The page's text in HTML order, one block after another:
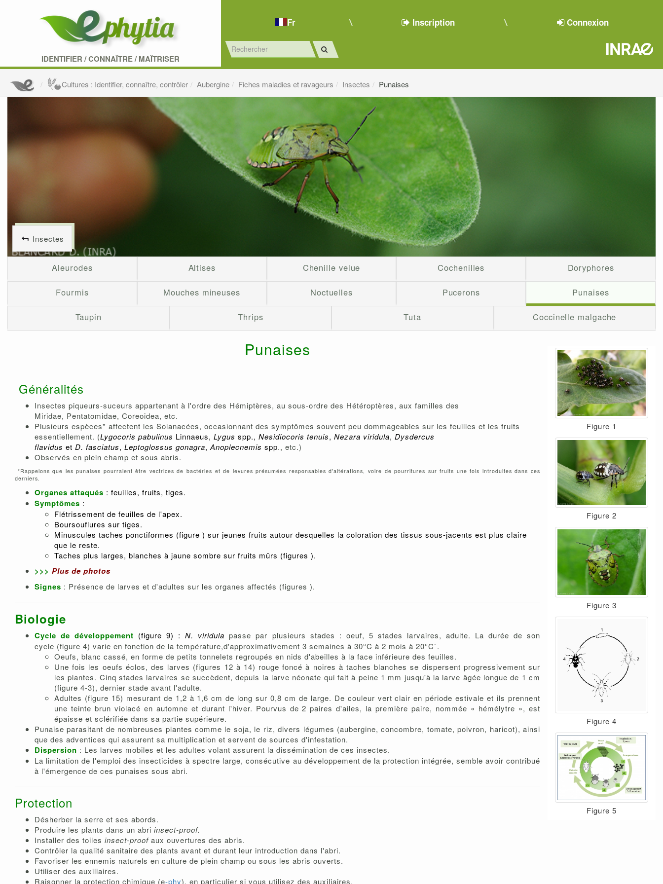
IDENTIFIER /CONNAÎTRE/MAÎTRISER
Fr Inscription Connexion
Cultures : Identifier, connaître, contrôler Aubergine Fiches maladies et ravageurs Insectes Punaises
Insectes
Aleurodes Altises Chenille velue Cochenilles Doryphores
Fourmis Mouches mineuses Noctuelles Pucerons Punaises
Taupin Thrips Tuta Coccinelle malgache
Punaises
Généralités
Insectes piqueurs-suceurs appartenant à l'ordre des Hémiptères, au sous-ordre des Hétéroptères, aux familles des
Miridae, Pentatomidae, Coreoidea, etc.
Plusieurs espèces* affectent les Solanacées, occasionnant des symptômes souvent peu dommageables sur les feuilles et les fruits
essentiellement. (Lygocoris pabulinus Linnaeus, Lygus spp., Nesidiocoris tenuis, Nezara viridula, Dysdercus
flavidus et D. fasciatus, Leptoglossus gonagra,Anoplecnemis spp., etc.)
Observés en plein champ et sous abris.
*Rappelons que les punaises pourraient être vectrices de bactéries et de levures présumées responsables d'altérations, voire de pourritures sur fruits une fois introduites dans ces
derniers.
Organes attaqués : feuilles, fruits, tiges.
Symptômes :
Flétrissement de feuilles de l'apex.
Boursouflures sur tiges.
Minuscules taches ponctiformes (figure ) sur jeunes fruits autour desquelles la coloration des tissus sous-jacents est plus claire
que le reste.
Taches plus larges, blanches à jaune sombre sur fruits mûrs (figures ).
>>> Plus de photos
Signes : Présence de larves et d'adultes sur les organes affectés (figures ).
Biologie
Cycle de développement (figure 9) : N. viridula passe par plusieurs stades : oeuf, 5 stades larvaires, adulte. La durée de son
cycle (figure 4) varie en fonction de la température,d'approximativement 3 semaines à 30°C à 2 mois à 20°C`.
Oeufs, blanc cassé, en forme de petits tonnelets regroupés en nids d'abeilles à la face inférieure des feuilles.
Une fois les oeufs éclos, des larves (figures 12 à 14) rouge foncé à noires à taches blanches se dispersent progressivement sur
les plantes. Cinq stades larvaires se succèdent, depuis la larve néonate qui fait à peine 1 mm jusqu'à la larve âgée longue de 1 cm
(figure 4-3), dernier stade avant l'adulte.
Adultes (figure 15) mesurant de 1,2 à 1,6 cm de long sur 0,8 cm de large. De couleur vert clair en période estivale et ils prennent
une teinte brun violacé en automne et durant l'hiver. Pourvus de 2 paires d'ailes, la première paire, nommée « hémélytre », est
épaisse et sclérifiée dans sa partie supérieure.
Punaise parasitant de nombreuses plantes comme le soja, le riz, divers légumes (aubergine, concombre, tomate, poivron, haricot), ainsi
que des adventices qui assurent sa multiplication et servent de sources d'infestation.
Dispersion : Les larves mobiles et les adultes volant assurent la dissémination de ces insectes.
La limitation de l'emploi des insecticides à spectre large, consécutive au développement de la protection intégrée, semble avoir contribué
à l'émergence de ces punaises sous abri.
Protection
Désherber la serre et ses abords.
Produire les plants dans un abri insect-proof.
Installer des toiles insect-proofaux ouvertures des abris.
Contrôler la qualité sanitaire des plants avant et durant leur introduction dans l'abri.
Favoriser les ennemis naturels en culture de plein champ ou sous les abris ouverts.
Utiliser des auxiliaires.
Raisonner la protection chimique (e-phy), en particulier si vous utilisez des auxiliaires.
Figure 1
Figure 2
Figure 3
Figure 4
Figure 5